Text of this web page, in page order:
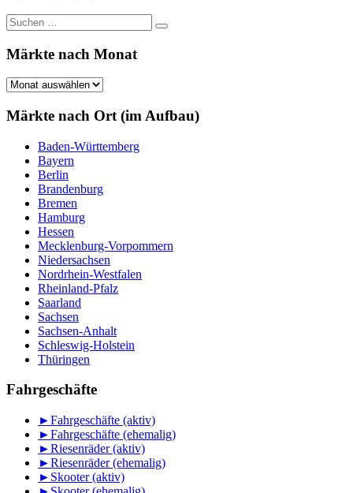
Suchen
nach:
Suchen
Märkte nach Monat
Märkte
Monat
Märkte nach Ort (im Aufbau)
Baden-Württemberg
Bayern
Berlin
Brandenburg
Bremen
Hamburg
Hessen
Mecklenburg-Vorpommern
Niedersachsen
Nordrhein-Westfalen
Rheinland-Pfalz
Saarland
Sachsen
Sachsen-Anhalt
Schleswig-Holstein
Thüringen
Fahrgeschäfte
►Fahrgeschäfte (aktiv)
►Fahrgeschäfte (ehemalig)
►Riesenräder (aktiv)
►Riesenräder (ehemalig)
► Skooter (aktiv)